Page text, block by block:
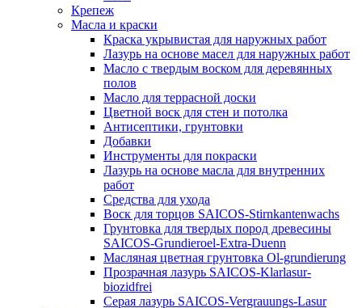
Крепеж
Масла и краски
Краска укрывистая для наружных работ
Лазурь на основе масел для наружных работ
Масло с твердым воском для деревянных
полов
Масло для террасной доски
Цветной воск для стен и потолка
Антисептики, грунтовки
Добавки
Инструменты для покраски
Лазурь на основе масла для внутренних
работ
Средства для ухода
Воск для торцов SAICOS-Stirnkantenwachs
Грунтовка для твердых пород древесины
SAICOS-Grundieroel-Extra-Duenn
Масляная цветная грунтовка Ol-grundierung
Прозрачная лазурь SAICOS-Klarlasur-
biozidfrei
Серая лазурь SAICOS-Vergrauungs-Lasur